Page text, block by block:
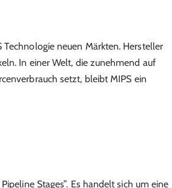
neuen Märkten. Hersteller
In einer Welt, die zunehmend auf
setzt, bleibt MIPS ein
Stages”. Es handelt sich um eine